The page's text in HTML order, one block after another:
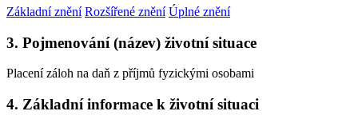
Základní znění Rozšířené znění Úplné znění
3. Pojmenování (název) životní situace
Placení záloh na daň z příjmů fyzickými osobami
4. Základní informace k životní situaci